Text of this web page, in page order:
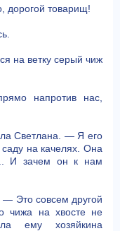
дорогой товарищ!
на ветку серый чиж
напротив нас,
Светлана. — Я его
на качелях. Она
И зачем он к нам
Это совсем другой
чижа на хвосте не
ему хозяйкина